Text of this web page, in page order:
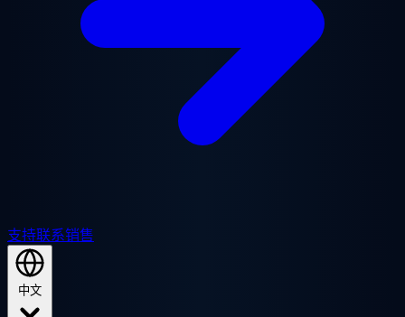
支持联系销售
中文